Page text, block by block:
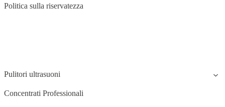
Politica sulla riservatezza
Pulitori ultrasuoni
Concentrati Professionali